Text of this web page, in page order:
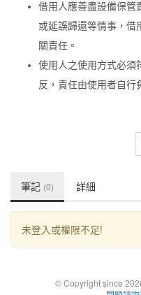
借用人應善盡設備保管
或延誤歸還等情事，借
關責任。
使用人之使用方式必須
反，責任由使用者自行
筆記 (0) 詳細
未登入或權限不足!
© Copyright since